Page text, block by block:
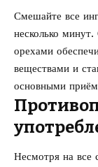
Смешайте все
несколько
орехами
веществами и
основными
Несмотря на все